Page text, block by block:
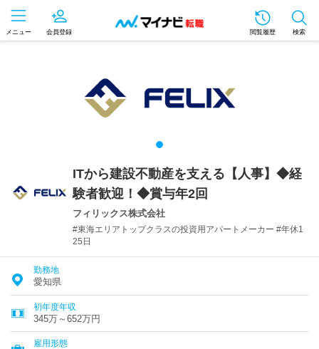
メニュー 会員登録 閲覧履歴 検索
ITから建設不動産を支える【人事】◆経
験者歓迎！◆賞与年2回
フィリックス株式会社
#東海エリアトップクラスの投資用アパートメーカー #年休1
25日
勤務地
愛知県
初年度年収
345万～652万円
雇用形態